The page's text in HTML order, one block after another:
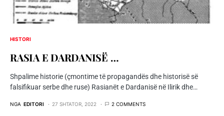
HISTORI
RASIA E DARDANISË …
Shpalime historie (çmontime të propagandës dhe historisë së
falsifikuar serbe dhe ruse) Rasianët e Dardanisë në Ilirik dhe…
NGA EDITORI 27 SHTATOR, 2022 2 COMMENTS